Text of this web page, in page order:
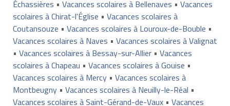
Échassières • Vacances scolaires à Bellenaves • Vacances
scolaires à Chirat-l'Église • Vacances scolaires à
Coutansouze • Vacances scolaires à Louroux-de-Bouble •
Vacances scolaires à Naves • Vacances scolaires à Valignat
• Vacances scolaires à Bessay-sur-Allier• Vacances
scolaires à Chapeau • Vacances scolaires à Gouise •
Vacances scolaires à Mercy• Vacances scolaires à
Montbeugny• Vacances scolaires à Neuilly-le-Réal •
Vacances scolaires à Saint-Gérand-de-Vaux• Vacances